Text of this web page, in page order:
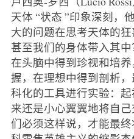
天体 “状态 ”印象深刻，
大的问题在思考天体的狂
甚至我们的身体带入其中
在头脑中得到珍视和培
握，在理想中得到剖析
科化的工具进行实验：
来还是小心翼翼地将自
们必须这样说，才能最